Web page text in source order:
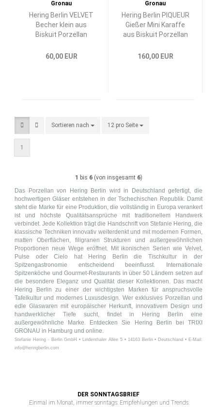
Hering Berlin VELVET
Becher klein aus
Biskuit Porzellan
60,00 EUR
Hering Berlin PIQUEUR
Gießer Mini Karaffe
aus Biskuit Porzellan
160,00 EUR
Sortieren nach
Sortieren nach 12 pro Seite
pro Seite
1
1 bis 6(von insgesamt 6)
Das Porzellan von Hering Berlin wird in Deutschland gefertigt, die
hochwertigen Gläser entstehen in der Tschechischen Republik. Damit
steht die Marke für eine Produktion, die vollständig in Europa verankert
ist und höchste Qualitätsansprüche mit traditionellem Handwerk
verbindet. Jede Kollektion trägt die Handschrift von Stefanie Hering, die
klassische Techniken innovativ weiterdenkt und mit modernen Formen,
matten Oberflächen, filigranen Strukturen und außergewöhnlichen
Proportionen neue Wege eröffnet. Mit ikonischen Serien wie Velvet,
Pulse oder Cielo hat Hering Berlin die Tischkultur in der
Spitzengastronomie entscheidend beeinflusst. Internationale
Spitzenköche und Gourmet-Restaurants in über 50 Ländern setzen auf
die besondere Eleganz und Qualität dieser Kollektionen. Das macht
Hering Berlin zu einer der wichtigsten Marken für anspruchsvolle
Tafelkultur und modernes Luxusdesign. Wer exklusives Porzellan und
edle Glaswaren mit europäischer Herkunft, innovativem Design und
handwerklicher Tiefe sucht, findet in Hering Berlin eine
außergewöhnliche Marke. Entdecken Sie Hering Berlin bei TRIXI
GRONAU in Hamburg und online.
Stefanie Hering - Berlin GmbH • Lindenthaler Allee 5 • 14163 Berlin • Deutschland • E-Mail:
info@heringberlin.com
DER SONNTAGSBRIEF
Einmal im Monat, immer sonntags: Empfehlungen und Trends